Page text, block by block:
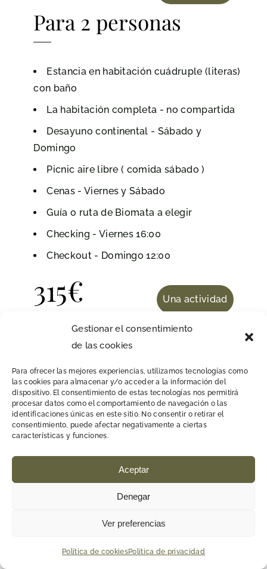
Gestionar el consentimiento
de las cookies
Para ofrecer las mejores experiencias, utilizamos tecnologías como
las cookies para almacenar y/o acceder a la información del
dispositivo. El consentimiento de estas tecnologías nos permitirá
procesar datos como el comportamiento de navegación o las
identificaciones únicas en este sitio. No consentir o retirar el
consentimiento, puede afectar negativamente a ciertas
características y funciones.
Aceptar
Denegar
Ver preferencias
Política de cookiesPolítica de privacidad
Para 2 personas
Estancia en habitación cuádruple (literas)
con baño
La habitación completa - no compartida
Desayuno continental - Sábado y
Domingo
Picnic aire libre ( comida sábado )
Cenas - Viernes y Sábado
Guía o ruta de Biomata a elegir
Checking - Viernes 16:00
Checkout - Domingo 12:00
€
315
Para 3 personas
Estancia en habitación cuádruple (literas)
con baño
La habitación completa - no compartida
Desayuno continental - Sábado y
Domingo
Cenas - Viernes y Sábado
Guía o ruta de Biomata a elegir
Una actividad